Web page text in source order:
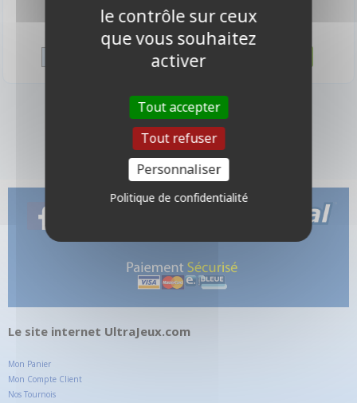
39,90 €
Disponible
1,95 €
Disponible
4 produits
Le site internet UltraJeux.com
Mon Panier
Mon Compte Client
Nos Tournois
le contrôle sur ceux
que vous souhaitez
activer
Tout accepter
Tout refuser
Personnaliser
Politique de confidentialité